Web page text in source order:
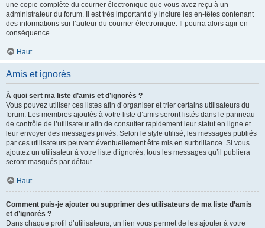
une copie complète du courrier électronique que vous avez reçu à un
administrateur du forum. Il est très important d’y inclure les en-têtes contenant
des informations sur l’auteur du courrier électronique. Il pourra alors agir en
conséquence.
Haut
Amis et ignorés
À quoi sert ma liste d’amis et d’ignorés ?
Vous pouvez utiliser ces listes afin d’organiser et trier certains utilisateurs du
forum. Les membres ajoutés à votre liste d’amis seront listés dans le panneau
de contrôle de l’utilisateur afin de consulter rapidement leur statut en ligne et
leur envoyer des messages privés. Selon le style utilisé, les messages publiés
par ces utilisateurs peuvent éventuellement être mis en surbrillance. Si vous
ajoutez un utilisateur à votre liste d’ignorés, tous les messages qu’il publiera
seront masqués par défaut.
Haut
Comment puis-je ajouter ou supprimer des utilisateurs de ma liste d’amis
et d’ignorés ?
Dans chaque profil d’utilisateurs, un lien vous permet de les ajouter à votre